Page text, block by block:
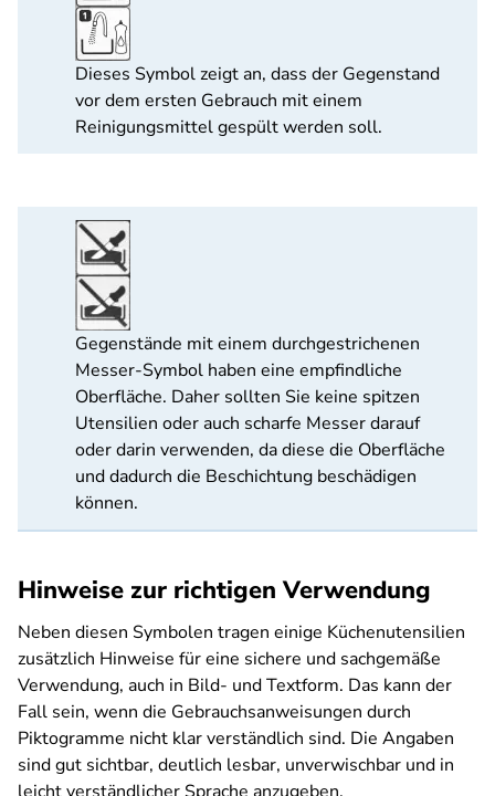
Dieses Symbol zeigt an, dass der Gegenstand
vor dem ersten Gebrauch mit einem
Reinigungsmittel gespült werden soll.
Gegenstände mit einem durchgestrichenen
Messer-Symbol haben eine empfindliche
Oberfläche. Daher sollten Sie keine spitzen
Utensilien oder auch scharfe Messer darauf
oder darin verwenden, da diese die Oberfläche
und dadurch die Beschichtung beschädigen
können.
Hinweise zur richtigen Verwendung
Neben diesen Symbolen tragen einige Küchenutensilien
zusätzlich Hinweise für eine sichere und sachgemäße
Verwendung, auch in Bild- und Textform. Das kann der
Fall sein, wenn die Gebrauchsanweisungen durch
Piktogramme nicht klar verständlich sind. Die Angaben
sind gut sichtbar, deutlich lesbar, unverwischbar und in